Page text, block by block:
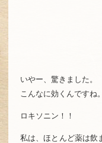
いやー、驚きました。
こんなに効くんですね。
ロキソニン！！
私は、ほとんど薬は飲